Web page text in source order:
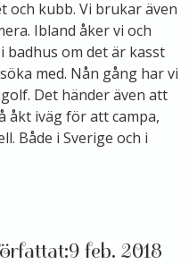
och kubb. Vi brukar även
Ibland åker vi och
badhus om det är kasst
med. Nån gång har vi
Det händer även att
åkt iväg för att campa,
Både i Sverige och i
9 feb. 2018